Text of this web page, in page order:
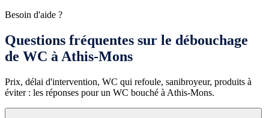
Besoin d'aide ?
Questions fréquentes sur le débouchage
de WC à Athis-Mons
Prix, délai d'intervention, WC qui refoule, sanibroyeur, produits à
éviter : les réponses pour un WC bouché à Athis-Mons.